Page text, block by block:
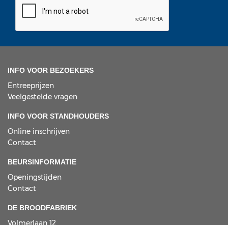
INFO VOOR BEZOEKERS
Entreeprijzen
Veelgestelde vragen
INFO VOOR STANDHOUDERS
Online inschrijven
Contact
BEURSINFORMATIE
Openingstijden
Contact
DE BROODFABRIEK
Volmerlaan 12,